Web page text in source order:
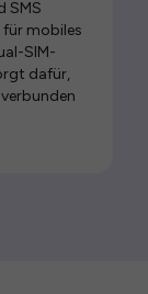
SMS
für mobiles
SIM-
dafür,